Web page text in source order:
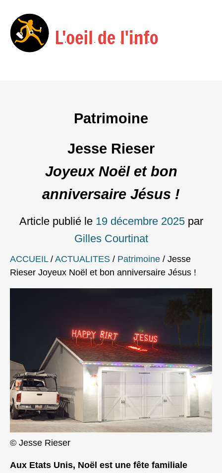
Patrimoine
Jesse Rieser
Joyeux Noël et bon
anniversaire Jésus !
Article publié le 19 décembre 2025 par
Gilles Courtinat
ACCUEIL/ ACTUALITES / Patrimoine / Jesse
Rieser Joyeux Noël et bon anniversaire Jésus !
© Jesse Rieser
Aux Etats Unis, Noël est une fête familiale